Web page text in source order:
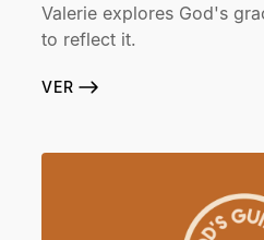
Valerie explores God's
to reflect it.
VER